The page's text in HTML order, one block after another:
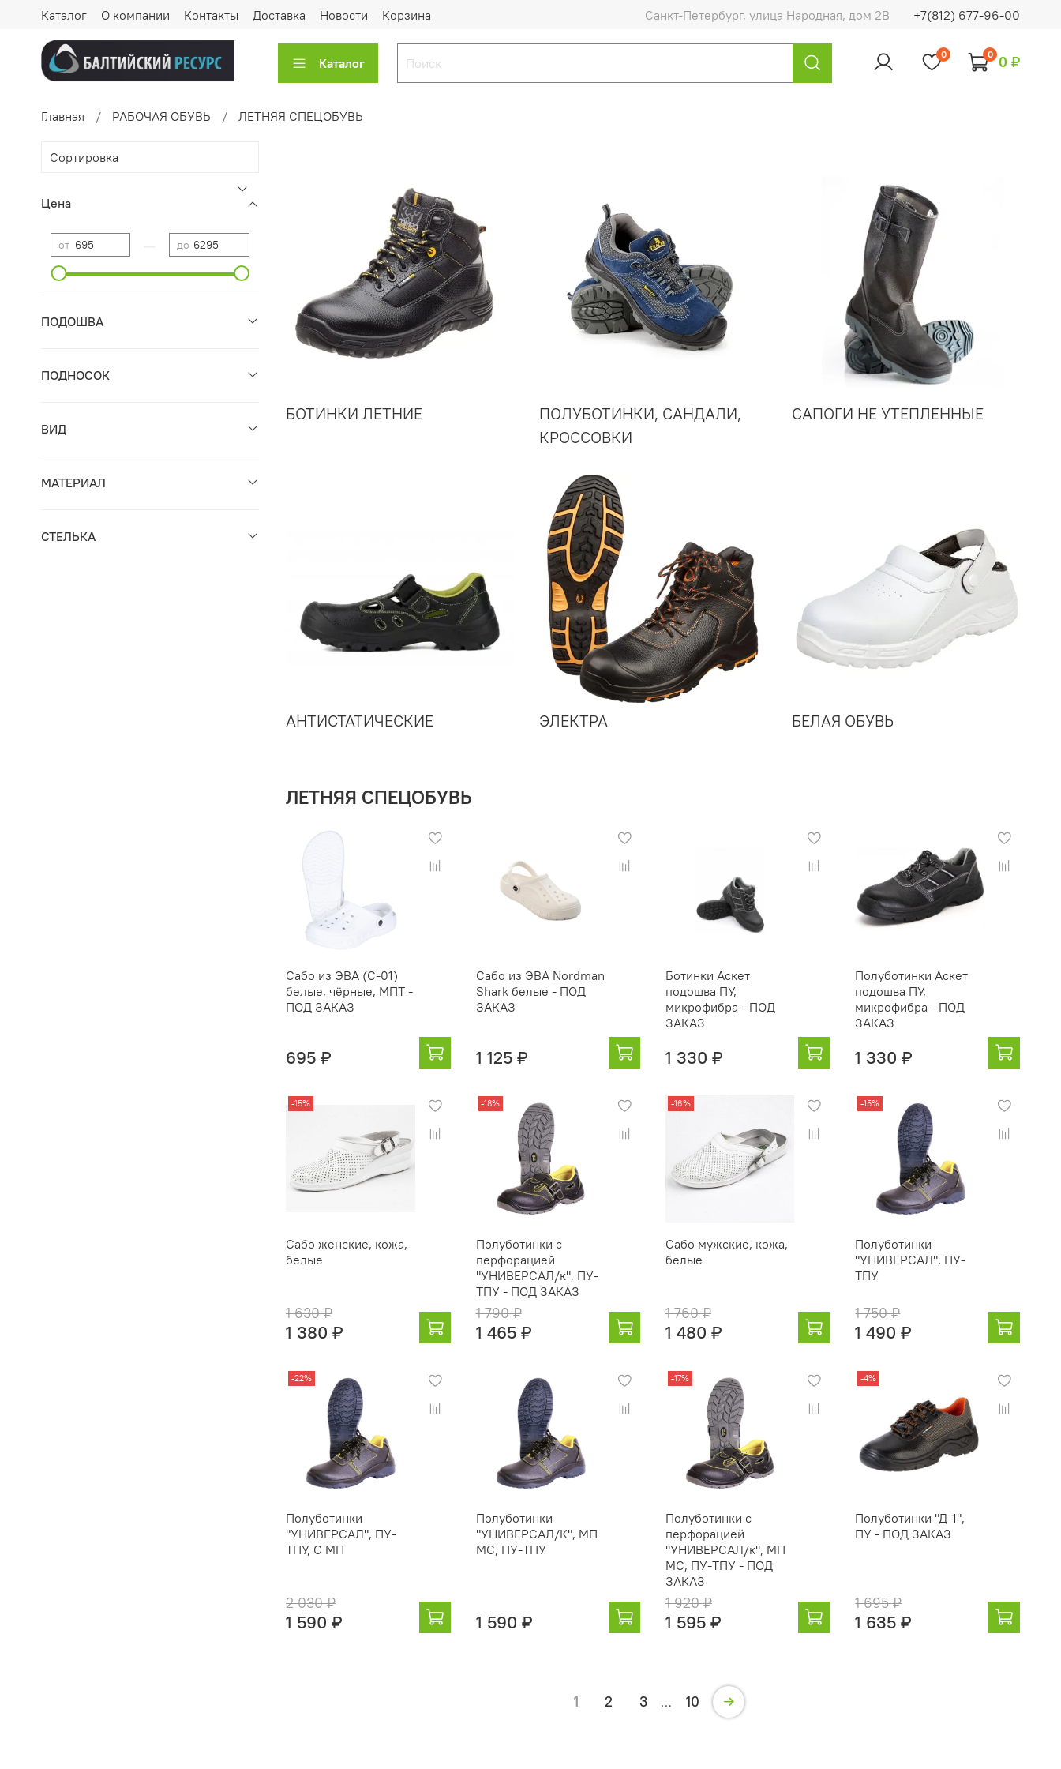
Каталог О компании Контакты Доставка Новости Корзина Санкт-Петербург, улица Народная, дом 2В +7(812) 677-96-00
Каталог
0 0 0 ₽
Главная РАБОЧАЯ ОБУВЬ ЛЕТНЯЯ СПЕЦОБУВЬ
БОТИНКИ ЛЕТНИЕ
ПОЛУБОТИНКИ, САНДАЛИ,
КРОССОВКИ
САПОГИ НЕ УТЕПЛЕННЫЕ
АНТИСТАТИЧЕСКИЕ ЭЛЕКТРА БЕЛАЯ ОБУВЬ
ЛЕТНЯЯ СПЕЦОБУВЬ
Сабо из ЭВА (С-01)
белые, чёрные, МПТ -
ПОД ЗАКАЗ
695 ₽
Сабо из ЭВА Nordman
Shark белые - ПОД
ЗАКАЗ
1 125 ₽
Ботинки Аскет
подошва ПУ,
микрофибра - ПОД
ЗАКАЗ
1 330 ₽
Полуботинки Аскет
подошва ПУ,
микрофибра - ПОД
ЗАКАЗ
1 330 ₽
-15%
Сабо женские, кожа,
белые
1 630 ₽
1 380 ₽
-18%
Полуботинки с
перфорацией
"УНИВЕРСАЛ/к", ПУ-
ТПУ - ПОД ЗАКАЗ
1 790 ₽
1 465 ₽
-16%
Сабо мужские, кожа,
белые
1 760 ₽
1 480 ₽
-15%
Полуботинки
"УНИВЕРСАЛ", ПУ-
ТПУ
1 750 ₽
1 490 ₽
-22%
Полуботинки
"УНИВЕРСАЛ", ПУ-
ТПУ, С МП
2 030 ₽
1 590 ₽
Полуботинки
"УНИВЕРСАЛ/К", МП
МС, ПУ-ТПУ
1 590 ₽
-17%
Полуботинки с
перфорацией
"УНИВЕРСАЛ/к", МП
МС, ПУ-ТПУ - ПОД
ЗАКАЗ
1 920 ₽
1 595 ₽
-4%
Полуботинки "Д-1",
ПУ - ПОД ЗАКАЗ
1 695 ₽
1 635 ₽
1 2 3 … 10
Цена
от до
ПОДОШВА
ПОДНОСОК
ВИД
МАТЕРИАЛ
СТЕЛЬКА